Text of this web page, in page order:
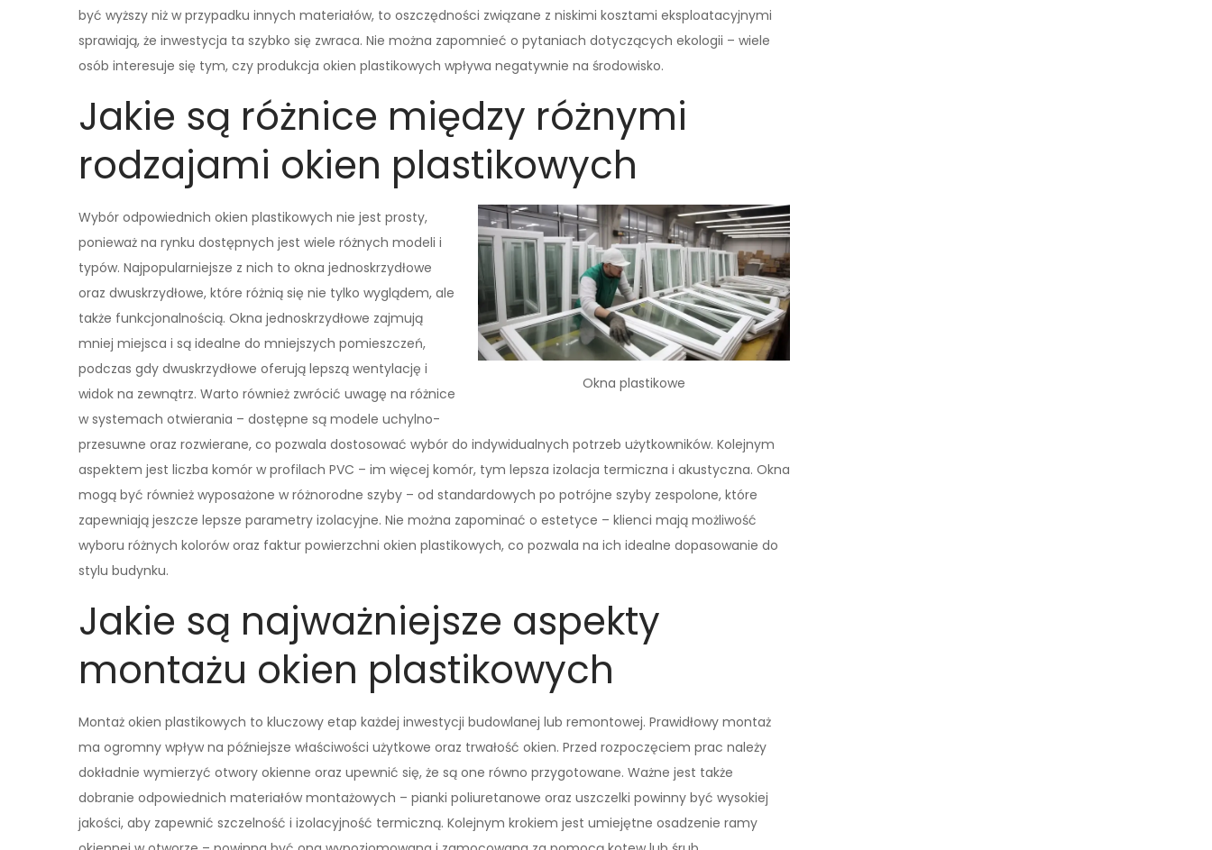
być wyższy niż w przypadku innych materiałów, to oszczędności związane z niskimi kosztami eksploatacyjnymi
sprawiają, że inwestycja ta szybko się zwraca. Nie można zapomnieć o pytaniach dotyczących ekologii – wiele
osób interesuje się tym, czy produkcja okien plastikowych wpływa negatywnie na środowisko.
Jakie są różnice między różnymi
rodzajami okien plastikowych
Okna plastikowe
Wybór odpowiednich okien plastikowych nie jest prosty,
ponieważ na rynku dostępnych jest wiele różnych modeli i
typów. Najpopularniejsze z nich to okna jednoskrzydłowe
oraz dwuskrzydłowe, które różnią się nie tylko wyglądem, ale
także funkcjonalnością. Okna jednoskrzydłowe zajmują
mniej miejsca i są idealne do mniejszych pomieszczeń,
podczas gdy dwuskrzydłowe oferują lepszą wentylację i
widok na zewnątrz. Warto również zwrócić uwagę na różnice
w systemach otwierania – dostępne są modele uchylno-
przesuwne oraz rozwierane, co pozwala dostosować wybór do indywidualnych potrzeb użytkowników. Kolejnym
aspektem jest liczba komór w profilach PVC – im więcej komór, tym lepsza izolacja termiczna i akustyczna. Okna
mogą być również wyposażone w różnorodne szyby – od standardowych po potrójne szyby zespolone, które
zapewniają jeszcze lepsze parametry izolacyjne. Nie można zapominać o estetyce – klienci mają możliwość
wyboru różnych kolorów oraz faktur powierzchni okien plastikowych, co pozwala na ich idealne dopasowanie do
stylu budynku.
Jakie są najważniejsze aspekty
montażu okien plastikowych
Montaż okien plastikowych to kluczowy etap każdej inwestycji budowlanej lub remontowej. Prawidłowy montaż
ma ogromny wpływ na późniejsze właściwości użytkowe oraz trwałość okien. Przed rozpoczęciem prac należy
dokładnie wymierzyć otwory okienne oraz upewnić się, że są one równo przygotowane. Ważne jest także
dobranie odpowiednich materiałów montażowych – pianki poliuretanowe oraz uszczelki powinny być wysokiej
jakości, aby zapewnić szczelność i izolacyjność termiczną. Kolejnym krokiem jest umiejętne osadzenie ramy